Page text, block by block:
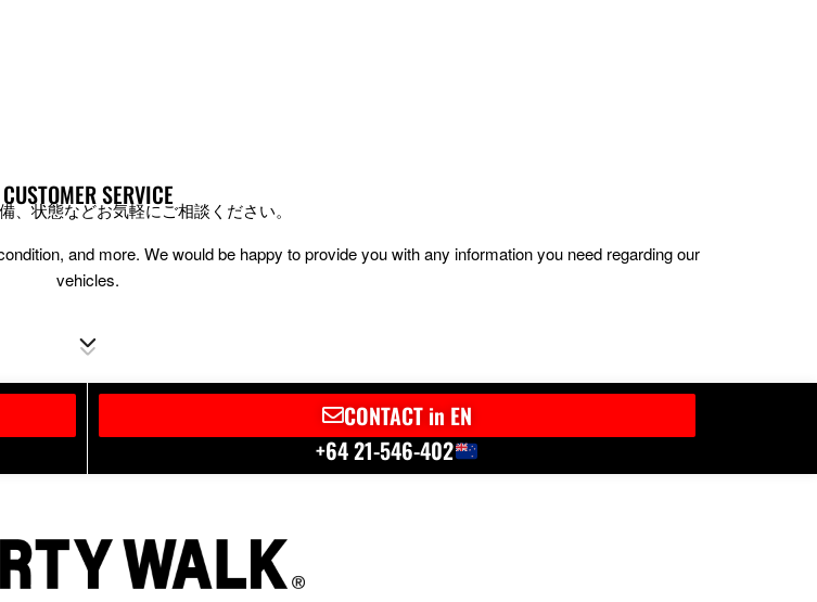
CUSTOMER SERVICE
、状態などお気軽にご相談ください。
and more. We would be happy to provide you with any information you need regarding our
vehicles.
CONTACT in EN
+64 21-546-402